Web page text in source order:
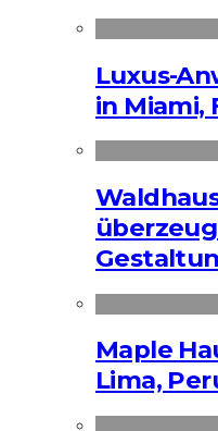
Luxus-
in Miami,
Maple
Lima,